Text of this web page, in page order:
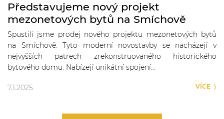
Představujeme nový projekt
mezonetových bytů na Smíchově
Spustili jsme prodej nového projektu mezonetových bytů
na Smíchově. Tyto moderní novostavby se nacházejí v
nejvyšších patrech zrekonstruovaného historického
bytového domu. Nabízejí unikátní spojení…
7.1.2025 VÍCE